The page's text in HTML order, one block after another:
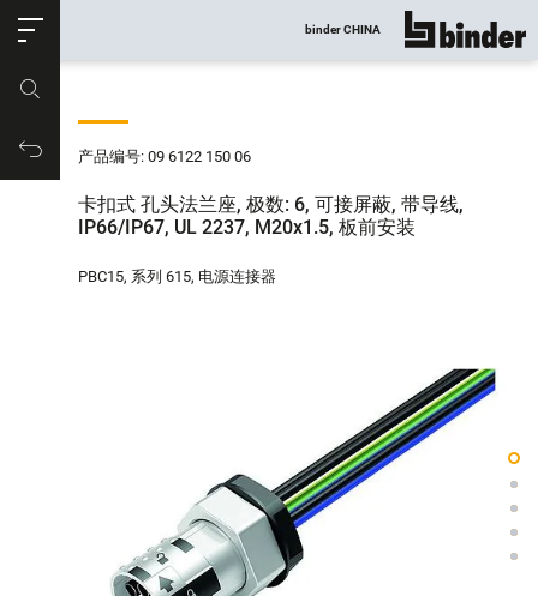
购物车
binder CHINA 显示所有
产品编号: 09 6122 150 06
卡扣式 孔头法兰座, 极数: 6, 可接屏蔽, 带导线,
IP66/IP67, UL 2237, M20x1.5, 板前安装
PBC15, 系列 615, 电源连接器